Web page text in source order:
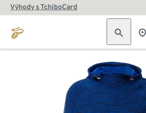
Výhody s TchiboCard